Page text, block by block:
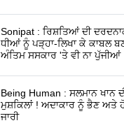
Sonipat : ਰਿਸ਼ਤਿਆਂ ਦੀ
ਧੀਆਂ ਨੂੰ ਪੜ੍ਹਾ-ਲਿਖਾ ਕੇ ਕਾਬਲ
ਅੰਤਿਮ ਸਸਕਾਰ 'ਤੇ ਵੀ ਨਾ ਪੁੱਜੀਆਂ
Being Human : ਸਲਮਾਨ ਖਾਨ
ਮੁਸ਼ਕਿਲਾਂ ! ਅਦਾਕਾਰ ਨੂੰ ਭੈਣ ਅਤੇ
ਜਾਰੀ